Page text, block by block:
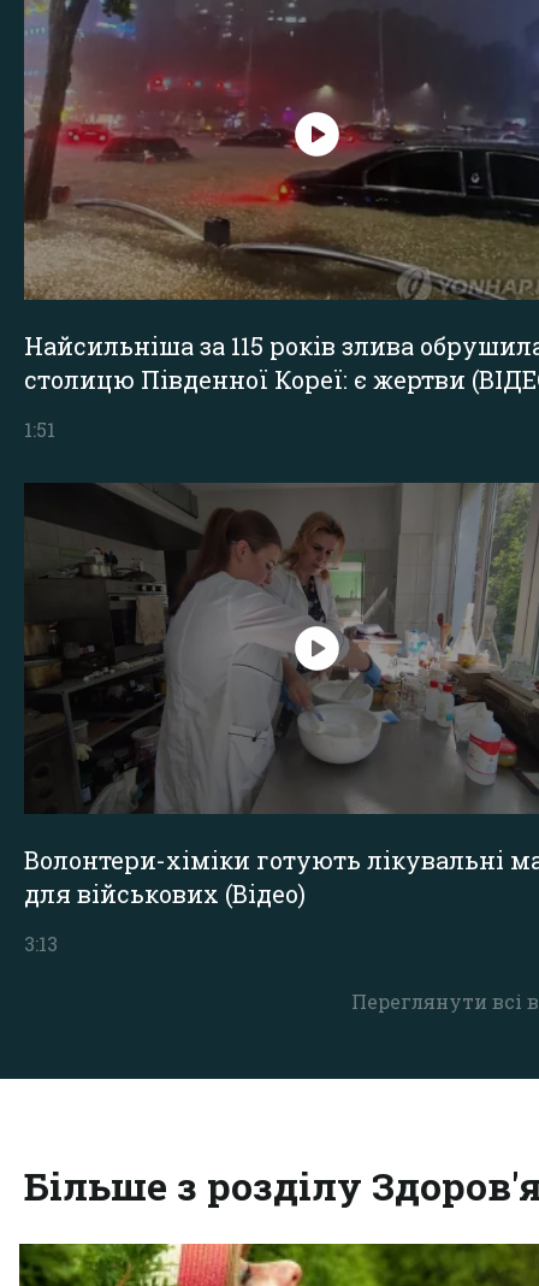
Переглянути всі
Найсильніша за 115 років злива
столицю Південної Кореї: є жертви
1:51
Волонтери-хіміки готують лікувальні
для військових (Відео)
3:13
Більше з розділу